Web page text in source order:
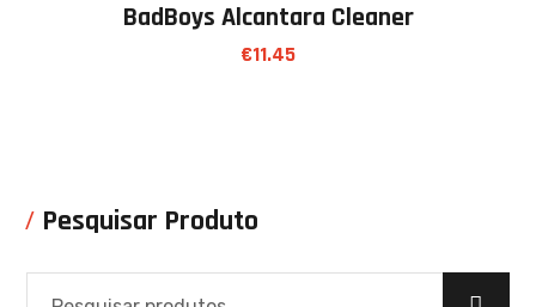
BadBoys Alcantara Cleaner
€11.45
Pesquisar Produto